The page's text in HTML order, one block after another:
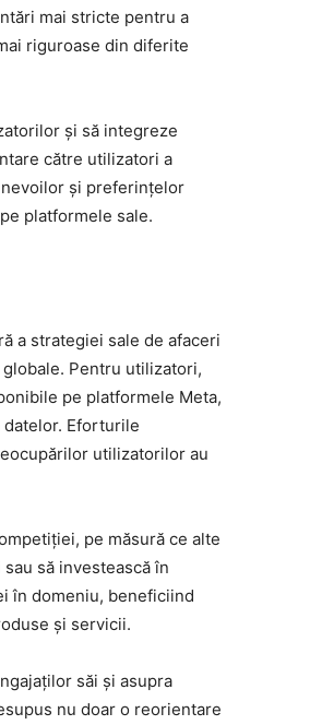
mai stricte pentru a
riguroase din diferite
și să integreze
către utilizatori a
și preferințelor
platformele sale.
a strategiei sale de afaceri
Pentru utilizatori,
pe platformele Meta,
Eforturile
utilizatorilor au
pe măsură ce alte
să investească în
în domeniu, beneficiind
și servicii.
săi și asupra
nu doar o reorientare